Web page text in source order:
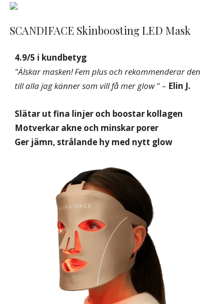
SCANDIFACE Skinboosting LED Mask
4.9/5 i kundbetyg
"Älskar masken! Fem plus och rekommenderar den
till alla jag känner som vill få mer glow " – Elin J.
Slätar ut fina linjer och boostar kollagen
Motverkar akne och minskar porer
Ger jämn, strålande hy med nytt glow